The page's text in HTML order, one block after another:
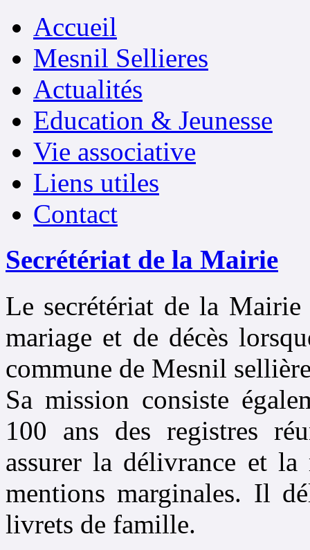
Accueil
Mesnil Sellieres
Actualités
Education & Jeunesse
Vie associative
Liens utiles
Contact
Secrétériat de la Mairie
Le secrétériat de la Mairie
mariage et de décès
commune de Mesnil
Sa mission consiste
100 ans des registres
assurer la délivrance et
mentions marginales. Il
livrets de famille.